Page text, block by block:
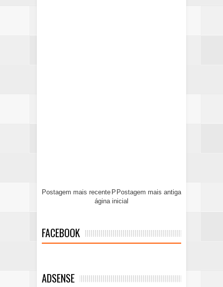
Postagem mais recente Postagem mais antiga
P
ágina inicial
FACEBOOK
ADSENSE